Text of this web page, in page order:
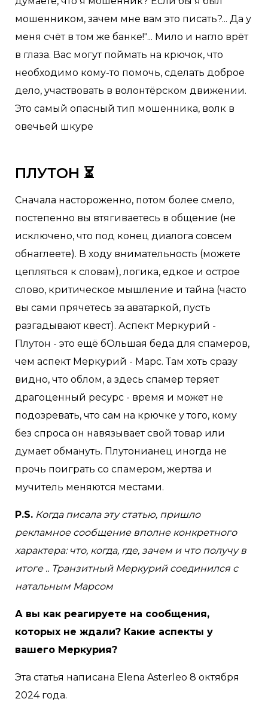
мошенником, зачем мне вам это писать?... Да у
меня счёт в том же банке!"... Мило и нагло врёт
в глаза. Вас могут поймать на крючок, что
необходимо кому-то помочь, сделать доброе
дело, участвовать в волонтёрском движении.
Это самый опасный тип мошенника, волк в
овечьей шкуре
ПЛУТОН ⏳
Сначала настороженно, потом более смело,
постепенно вы втягиваетесь в общение (не
исключено, что под конец диалога совсем
обнаглеете). В ходу внимательность (можете
цепляться к словам), логика, едкое и острое
слово, критическое мышление и тайна (часто
вы сами прячетесь за аватаркой, пусть
разгадывают квест). Аспект Меркурий -
Плутон - это ещё бОльшая беда для спамеров,
чем аспект Меркурий - Марс. Там хоть сразу
видно, что облом, а здесь спамер теряет
драгоценный ресурс - время и может не
подозревать, что сам на крючке у того, кому
без спроса он навязывает свой товар или
думает обмануть. Плутонианец иногда не
прочь поиграть со спамером, жертва и
мучитель меняются местами.
P.S. Когда писала эту статью, пришло
рекламное сообщение вполне конкретного
характера: что, когда, где, зачем и что получу в
итоге .. Транзитный Меркурий соединился с
натальным Марсом
А вы как реагируете на сообщения,
которых не ждали? Какие аспекты у
вашего Меркурия?
Эта статья написана Elena Asterleo 8 октября
2024 года.